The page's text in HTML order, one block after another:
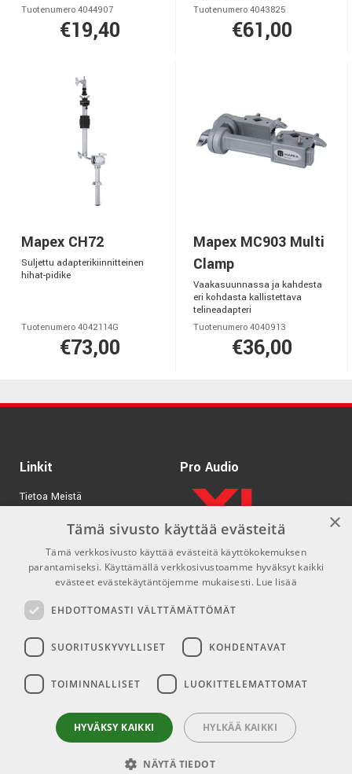
Tuotenumero 4044907
€19,40
Tuotenumero 4043825
€61,00
Mapex CH72
Suljettu adapterikiinnitteinen
hihat-pidike
Tuotenumero 4042114G
€73,00
Mapex MC903 Multi
Clamp
Vaakasuunnassa ja kahdesta
eri kohdasta kallistettava
telineadapteri
Tuotenumero 4040913
€36,00
Linkit
Tietoa Meistä
Tuotemerkit
Kirjaudu
GDPR & Cookies
Myyntiehdot
Pro Audio
Yhteys
info@emnordic.fi
Sosiaaliset mediat
Facebook
Instagram
×
Tämä sivusto käyttää evästeitä
Tämä verkkosivusto käyttää evästeitä käyttökokemuksen
parantamiseksi. Käyttämällä verkkosivustoamme hyväksyt kaikki
evästeet evästekäytäntöjemme mukaisesti. Lue lisää
EHDOTTOMASTI VÄLTTÄMÄTTÖMÄT
SUORITUSKYVYLLISET KOHDENTAVAT
TOIMINNALLISET LUOKITTELEMATTOMAT
HYVÄKSY KAIKKI HYLKÄÄ KAIKKI
NÄYTÄ TIEDOT